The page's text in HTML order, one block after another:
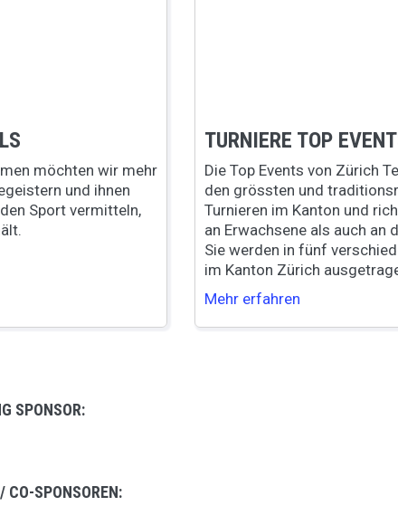
möchten wir mehr
und ihnen
Sport vermitteln,
TURNIERE TOP
Die Top Events von Zürich
den grössten und
Turnieren im Kanton und
an Erwachsene als auch an
Sie werden in fünf
im Kanton Zürich
Mehr erfahren
SPONSOR:
CO-SPONSOREN: